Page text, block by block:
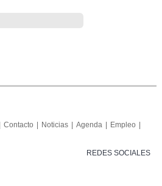
Memoria
Portal del
Contacto Noticias Agenda
Empleo
REDES SOCIALES